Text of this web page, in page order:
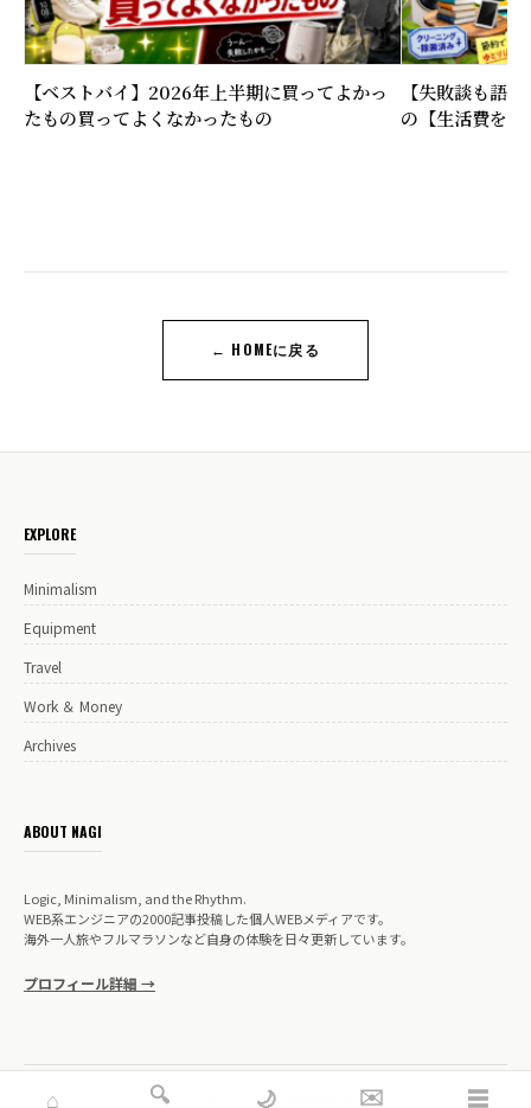
【ベストバイ】2026年上半期に買ってよかっ
たもの買ってよくなかったもの
【失敗談も語
の【生活費を下
← HOMEに戻る
EXPLORE
Minimalism
Equipment
Travel
Work ＆ Money
Archives
ABOUT NAGI
Logic, Minimalism, and the Rhythm.
WEB系エンジニアの2000記事投稿した個人WEBメディアです。
海外一人旅やフルマラソンなど自身の体験を日々更新しています。
プロフィール詳細 →
© 2019-2026 NAGI RHYTHM.
⌂ 🔍 🌙 ✉️ ☰